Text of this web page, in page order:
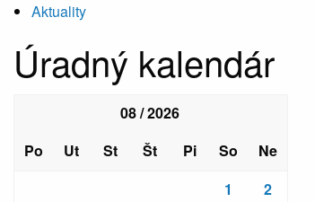
Aktuality
Úradný kalendár
08 / 2026
Po
Ut St Št Pi So
Ne
1
2